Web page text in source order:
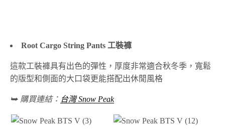
Root Cargo String Pants 工裝褲
這款工裝褲具有出色的彈性，厚度非常適合秋冬季，寬鬆
的版型和側面的大口袋更能搭配出休閒風格
⮩ 購買連結： 台灣 Snow Peak